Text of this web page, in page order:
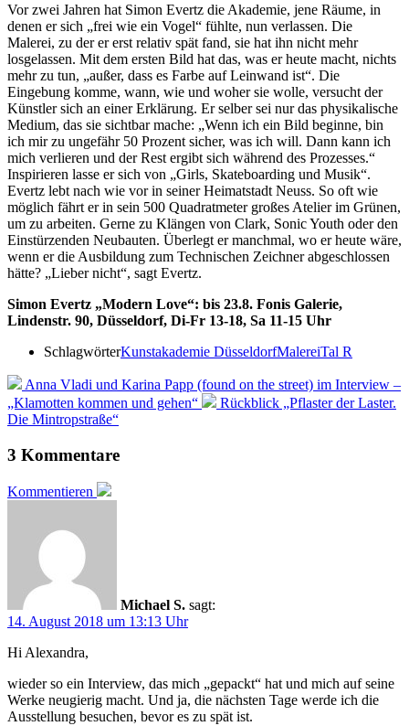
Vor zwei Jahren hat Simon Evertz die Akademie, jene Räume, in
denen er sich „frei wie ein Vogel“ fühlte, nun verlassen. Die
Malerei, zu der er erst relativ spät fand, sie hat ihn nicht mehr
losgelassen. Mit dem ersten Bild hat das, was er heute macht, nichts
mehr zu tun, „außer, dass es Farbe auf Leinwand ist“. Die
Eingebung komme, wann, wie und woher sie wolle, versucht der
Künstler sich an einer Erklärung. Er selber sei nur das physikalische
Medium, das sie sichtbar mache: „Wenn ich ein Bild beginne, bin
ich mir zu ungefähr 50 Prozent sicher, was ich will. Dann kann ich
mich verlieren und der Rest ergibt sich während des Prozesses.“
Inspirieren lasse er sich von „Girls, Skateboarding und Musik“.
Evertz lebt nach wie vor in seiner Heimatstadt Neuss. So oft wie
möglich fährt er in sein 500 Quadratmeter großes Atelier im Grünen,
um zu arbeiten. Gerne zu Klängen von Clark, Sonic Youth oder den
Einstürzenden Neubauten. Überlegt er manchmal, wo er heute wäre,
wenn er die Ausbildung zum Technischen Zeichner abgeschlossen
hätte? „Lieber nicht“, sagt Evertz.
Simon Evertz „Modern Love“: bis 23.8. Fonis Galerie,
Lindenstr. 90, Düsseldorf, Di-Fr 13-18, Sa 11-15 Uhr
SchlagwörterKunstakademie DüsseldorfMalereiTal R
Anna Vladi und Karina Papp (found on the street) im Interview –
„Klamotten kommen und gehen“
Rückblick „Pflaster der Laster.
Die Mintropstraße“
3 Kommentare
Kommentieren
Michael S. sagt:
14. August 2018 um 13:13 Uhr
Hi Alexandra,
wieder so ein Interview, das mich „gepackt“ hat und mich auf seine
Werke neugierig macht. Und ja, die nächsten Tage werde ich die
Ausstellung besuchen, bevor es zu spät ist.